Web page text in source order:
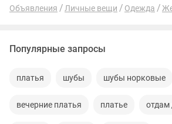
Объявления Личные вещи Одежда
Популярные запросы
платья шубы шубы норковые
вечерние платья платье отдам